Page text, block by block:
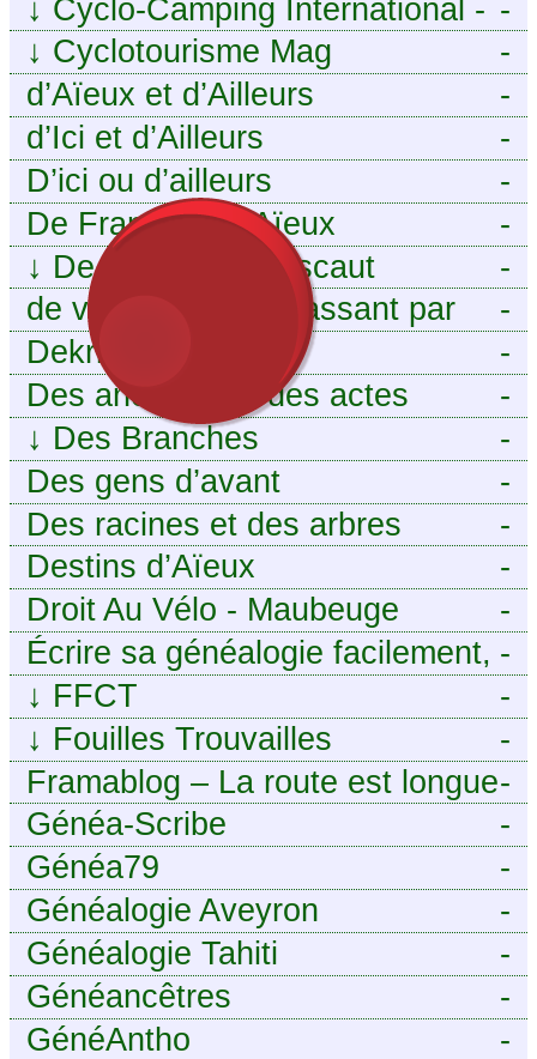
-
↓ Cyclo-Camping International -
Le voyage à vélo
-
↓ Cyclotourisme Mag
-
d’Aïeux et d’Ailleurs
-
d’Ici et d’Ailleurs
-
D’ici ou d’ailleurs
-
De France et d’Aïeux
-
↓ De la Baïse à l’Escaut
-
de vous aieux en passant par
moi
-
Dekri
-
Des ancêtres et des actes
-
↓ Des Branches
-
Des gens d’avant
-
Des racines et des arbres
-
Destins d’Aïeux
-
Droit Au Vélo - Maubeuge
Sambre-Avesnois
-
Écrire sa généalogie facilement,
sans stress avec Généalordi
-
↓ FFCT
-
↓ Fouilles Trouvailles
-
Framablog – La route est longue
mais la voie est libre…
-
Généa-Scribe
-
Généa79
-
Généalogie Aveyron
-
Généalogie Tahiti
-
Généancêtres
-
GénéAntho